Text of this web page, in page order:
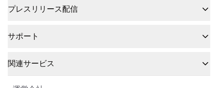
プレスリリース配信
サポート
関連サービス